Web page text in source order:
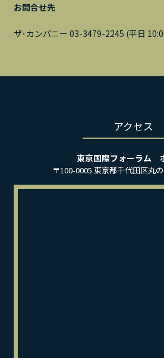
お問合せ先
ザ･カンパニー 03-3479-2245 (平日
アクセス
東京国際フォーラム
〒100-0005 東京都千代田区丸